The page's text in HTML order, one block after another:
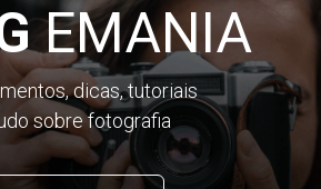
EMANIA
dicas, tutoriais
sobre fotografia